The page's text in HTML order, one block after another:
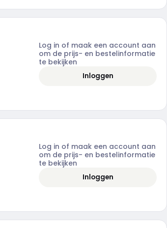
Log in of maak een account aan
om de prijs- en bestelinformatie
te bekijken
Inloggen
Log in of maak een account aan
om de prijs- en bestelinformatie
te bekijken
Inloggen